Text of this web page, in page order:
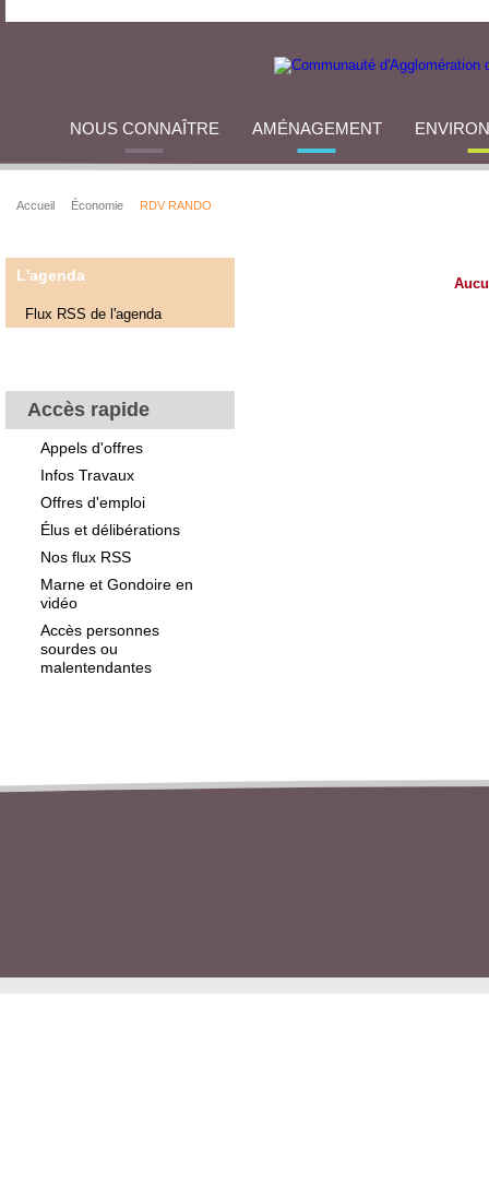
NOUS CONNAÎTRE AMÉNAGEMENT
Accueil Économie RDV RANDO
L'agenda
Flux RSS de l'agenda
Accès rapide
Appels d'offres
Infos Travaux
Offres d'emploi
Élus et délibérations
Nos flux RSS
Marne et Gondoire en
vidéo
Accès personnes
sourdes ou
malentendantes